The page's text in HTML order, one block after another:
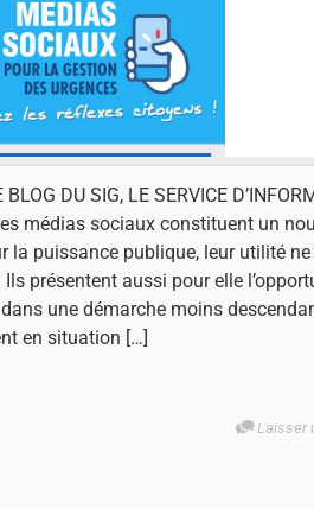
BLOG DU SIG, LE SERVICE
les médias sociaux constituent un
la puissance publique, leur utilité
présentent aussi pour elle
une démarche moins
en situation […]
Laisser